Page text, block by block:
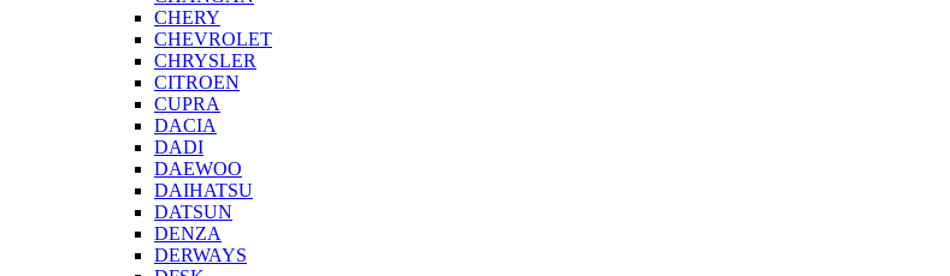
CHERY
CHEVROLET
CHRYSLER
CITROEN
CUPRA
DACIA
DADI
DAEWOO
DAIHATSU
DATSUN
DENZA
DERWAYS